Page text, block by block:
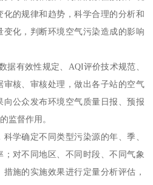
的规律和趋势，科学合理的分析和
化，判断环境空气污染造成的影响
据有效性规定、AQI评价技术规范、
核、审核处理，做出各子站的空气
向公众发布环境空气质量日报、预报
监督作用。
学确定不同类型污染源的年、季、
；对不同地区、不同时段、不同气象
施的实施效果进行定量分析评估，